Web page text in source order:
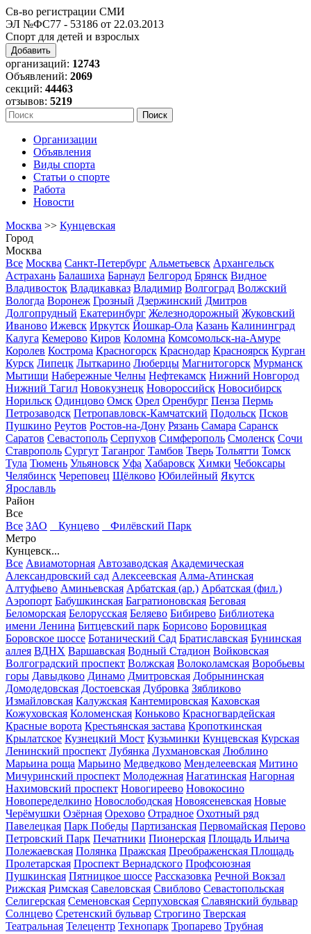
Св-во регистрации СМИ
ЭЛ №ФС77 - 53186 от 22.03.2013
Спорт для детей и взрослых
Добавить
организаций: 12743
Объявлений: 2069
секций: 44463
отзывов: 5219
Организации
Объявления
Виды спорта
Статьи о спорте
Работа
Новости
Москва >> Кунцевская
Город
Москва
Все Москва Санкт-Петербург Альметьевск Архангельск
Астрахань Балашиха Барнаул Белгород Брянск Видное
Владивосток Владикавказ Владимир Волгоград Волжский
Вологда Воронеж Грозный Дзержинский Дмитров
Долгопрудный Екатеринбург Железнодорожный Жуковский
Иваново Ижевск Иркутск Йошкар-Ола Казань Калининград
Калуга Кемерово Киров Коломна Комсомольск-на-Амуре
Королев Кострома Красногорск Краснодар Красноярск Курган
Курск Липецк Лыткарино Люберцы Магнитогорск Мурманск
Мытищи Набережные Челны Нефтекамск Нижний Новгород
Нижний Тагил Новокузнецк Новороссийск Новосибирск
Норильск Одинцово Омск Орел Оренбург Пенза Пермь
Петрозаводск Петропавловск-Камчатский Подольск Псков
Пушкино Реутов Ростов-на-Дону Рязань Самара Саранск
Саратов Севастополь Серпухов Симферополь Смоленск Сочи
Ставрополь Сургут Таганрог Тамбов Тверь Тольятти Томск
Тула Тюмень Ульяновск Уфа Хабаровск Химки Чебоксары
Челябинск Череповец Щёлково Юбилейный Якутск
Ярославль
Район
Все
Все ЗАО Кунцево
Филёвский Парк
Метро
Кунцевск...
Все Авиамоторная Автозаводская Академическая
Александровский сад Алексеевская Алма-Атинская
Алтуфьево Аминьевская Арбатская (ар.) Арбатская (фил.)
Аэропорт Бабушкинская Багратионовская Беговая
Беломорская Белорусская Беляево Бибирево Библиотека
имени Ленина Битцевский парк Борисово Боровицкая
Боровское шоссе Ботанический Сад Братиславская Бунинская
аллея ВДНХ Варшавская Водный Стадион Войковская
Волгоградский проспект Волжская Волоколамская Воробьевы
горы Давыдково Динамо Дмитровская Добрынинская
Домодедовская Достоевская Дубровка Зябликово
Измайловская Калужская Кантемировская Каховская
Кожуховская Коломенская Коньково Красногвардейская
Красные ворота Крестьянская застава Кропоткинская
Крылатское Кузнецкий Мост Кузьминки Кунцевская Курская
Ленинский проспект Лубянка Лухмановская Люблино
Марьина роща Марьино Медведково Менделеевская Митино
Мичуринский проспект Молодежная Нагатинская Нагорная
Нахимовский проспект Новогиреево Новокосино
Новопеределкино Новослободская Новоясеневская Новые
Черёмушки Озёрная Орехово Отрадное Охотный ряд
Павелецкая Парк Победы Партизанская Первомайская Перово
Петровский Парк Печатники Пионерская Площадь Ильича
Полежаевская Полянка Пражская Преображенская Площадь
Пролетарская Проспект Вернадского Профсоюзная
Пушкинская Пятницкое шоссе Рассказовка Речной Вокзал
Рижская Римская Савеловская Свиблово Севастопольская
Селигерская Семеновская Серпуховская Славянский бульвар
Солнцево Сретенский бульвар Строгино Тверская
Театральная Телецентр Технопарк Тропарево Трубная